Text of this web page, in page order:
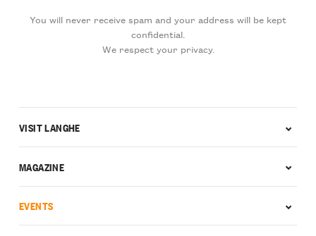
You will never receive spam and your address will be kept
confidential.
We respect your privacy.
VISIT LANGHE
MAGAZINE
EVENTS